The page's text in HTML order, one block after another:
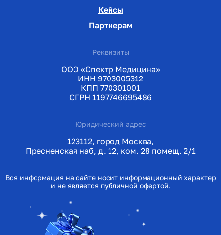
Кейсы
Партнерам
Реквизиты
ООО «Спектр Медицина»
ИНН 9703005312
КПП 770301001
ОГРН 1197746695486
Юридический адрес
123112, город Москва,
Пресненская наб, д. 12, ком. 28 помещ. 2/1
Вся информация на сайте носит информационный характер
и не является публичной офертой.